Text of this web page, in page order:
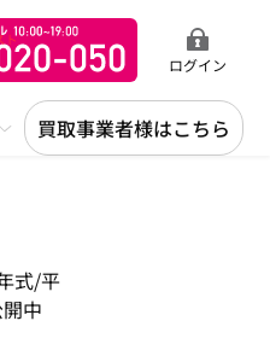
ログイン
買取事業者様はこちら
式/平
中